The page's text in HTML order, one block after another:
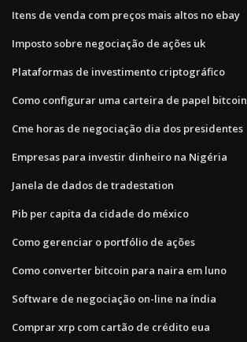
Itens de venda com preços mais altos no ebay
Imposto sobre negociação de ações uk
Plataformas de investimento criptográfico
Como configurar uma carteira de papel bitcoin
Cme horas de negociação dia dos presidentes
Empresas para investir dinheiro na Nigéria
Janela de dados de tradestation
Pib per capita da cidade do méxico
Como gerenciar o portfólio de ações
Como converter bitcoin para naira em luno
Software de negociação on-line na índia
Comprar xrp com cartão de crédito eua